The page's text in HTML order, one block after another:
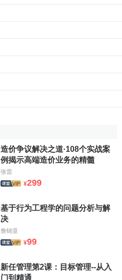
造价争议解决之道·108个实战案
例揭示高端造价业务的精髓
张雷
¥299
基于行为工程学的问题分析与解
决
詹锦亚
¥99
新任管理第2课：目标管理--从入
门到精通